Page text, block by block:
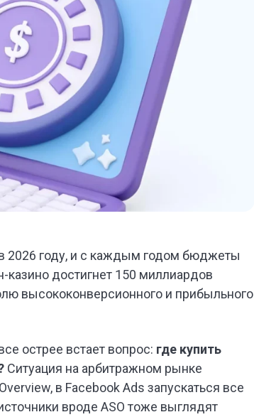
2026 году, и с каждым годом бюджеты
казино достигнет 150 миллиардов
высококонверсионного и прибыльного
острее встает вопрос: где купить
Ситуация на арбитражном рынке
в Facebook Ads запускаться все
вроде ASO тоже выглядят